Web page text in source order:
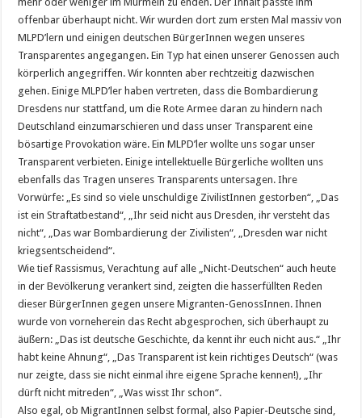
offenbar überhaupt nicht. Wir wurden dort zum ersten Mal massiv von
MLPD’lern und einigen deutschen BürgerInnen wegen unseres
Transparentes angegangen. Ein Typ hat einen unserer Genossen auch
körperlich angegriffen. Wir konnten aber rechtzeitig dazwischen
gehen. Einige MLPD’ler haben vertreten, dass die Bombardierung
Dresdens nur stattfand, um die Rote Armee daran zu hindern nach
Deutschland einzumarschieren und dass unser Transparent eine
bösartige Provokation wäre. Ein MLPD’ler wollte uns sogar unser
Transparent verbieten. Einige intellektuelle Bürgerliche wollten uns
ebenfalls das Tragen unseres Transparents untersagen. Ihre
Vorwürfe: „Es sind so viele unschuldige ZivilistInnen gestorben“, „Das
ist ein Straftatbestand“, „Ihr seid nicht aus Dresden, ihr versteht das
nicht“, „Das war Bombardierung der Zivilisten“, „Dresden war nicht
kriegsentscheidend“.
Wie tief Rassismus, Verachtung auf alle „Nicht-Deutschen“ auch heute
in der Bevölkerung verankert sind, zeigten die hasserfüllten Reden
dieser BürgerInnen gegen unsere Migranten-GenossInnen. Ihnen
wurde von vorneherein das Recht abgesprochen, sich überhaupt zu
äußern: „Das ist deutsche Geschichte, da kennt ihr euch nicht aus.“ „Ihr
habt keine Ahnung“, „Das Transparent ist kein richtiges Deutsch“ (was
nur zeigte, dass sie nicht einmal ihre eigene Sprache kennen!), „Ihr
dürft nicht mitreden“, „Was wisst Ihr schon“.
Also egal, ob MigrantInnen selbst formal, also Papier-Deutsche sind,